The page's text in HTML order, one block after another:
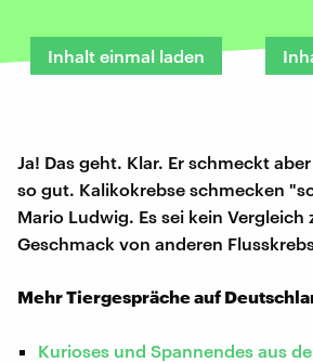
Inhalt einmal laden
Ja! Das geht. Klar. Er schmeckt
so gut. Kalikokrebse schmecken
Mario Ludwig. Es sei kein Vergleich
Geschmack von anderen
Mehr Tiergespräche auf
Kurioses und Spannendes aus